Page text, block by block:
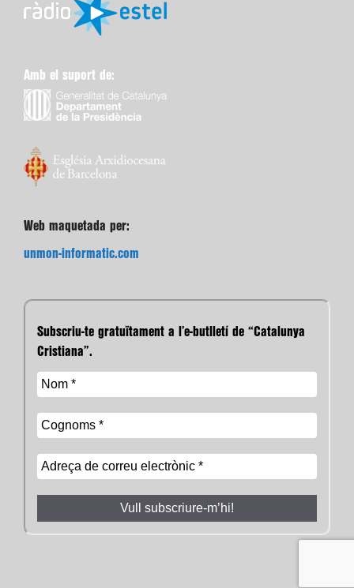
Amb el suport de:
Web maquetada per:
unmon-informatic.com
Subscriu-te gratuïtament a l’e-butlletí de “Catalunya
Cristiana”.